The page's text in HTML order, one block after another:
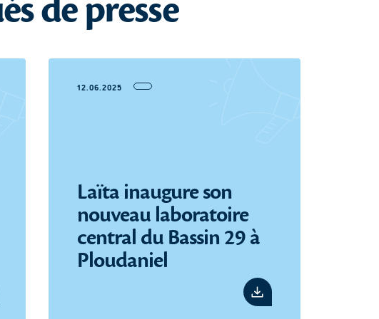
le pdf
12.06.2025
Laïta inaugure son
nouveau laboratoire
central du Bassin 29 à
Ploudaniel
Voir le pdf